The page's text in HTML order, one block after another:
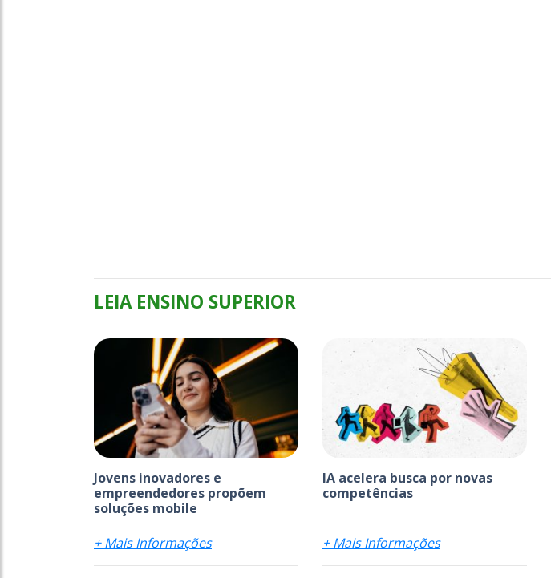
LEIA ENSINO SUPERIOR
Jovens inovadores e
empreendedores propõem
soluções mobile
+ Mais Informações
IA acelera busca por novas
competências
+ Mais Informações